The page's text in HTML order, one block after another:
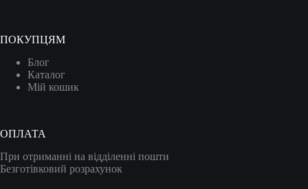
ПОКУПЦЯМ
Блог
Каталог
Мій кошик
ОПЛАТА
При отриманні на відділенні пошти
Безготівковий розрахунок